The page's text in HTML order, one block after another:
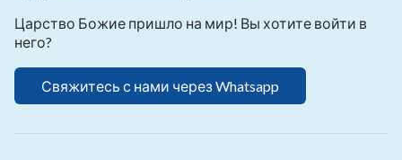
Царство Божие пришло на мир! Вы хотите войти в
него?
Свяжитесь с нами через Whatsapp
Добро пожаловать на наш сайт! Бог
совершает работу по спасению людей
от страданий. Хотите ли вы принять
страданий? Пожалуйста, нажмите на